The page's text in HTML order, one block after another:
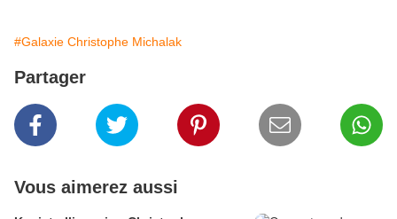
#Galaxie Christophe Michalak
Partager
Vous aimerez aussi